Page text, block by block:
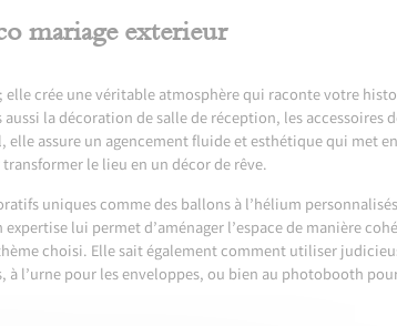
mariage exterieur
crée une véritable atmosphère qui raconte votre
la décoration de salle de réception, les accessoires
assure un agencement fluide et esthétique qui met
le lieu en un décor de rêve.
uniques comme des ballons à l’hélium
lui permet d’aménager l’espace de manière
choisi. Elle sait également comment utiliser
à l’urne pour les enveloppes, ou bien au photobooth